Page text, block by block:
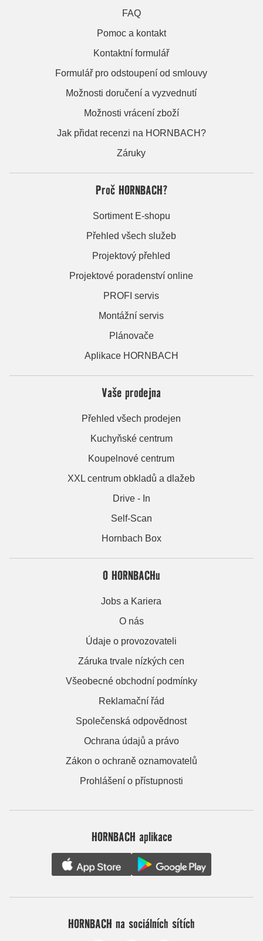
FAQ
Pomoc a kontakt
Kontaktní formulář
Formulář pro odstoupení od smlouvy
Možnosti doručení a vyzvednutí
Možnosti vrácení zboží
Jak přidat recenzi na HORNBACH?
Záruky
Proč HORNBACH?
Sortiment E-shopu
Přehled všech služeb
Projektový přehled
Projektové poradenství online
PROFI servis
Montážní servis
Plánovače
Aplikace HORNBACH
Vaše prodejna
Přehled všech prodejen
Kuchyňské centrum
Koupelnové centrum
XXL centrum obkladů a dlažeb
Drive - In
Self-Scan
Hornbach Box
O HORNBACHu
Jobs a Kariera
O nás
Údaje o provozovateli
Záruka trvale nízkých cen
Všeobecné obchodní podmínky
Reklamační řád
Společenská odpovědnost
Ochrana údajů a právo
Zákon o ochraně oznamovatelů
Prohlášení o přístupnosti
HORNBACH aplikace
HORNBACH na sociálních sítích